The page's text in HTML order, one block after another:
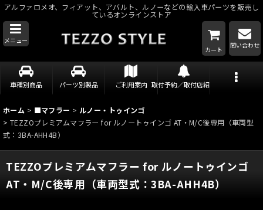
アルファロメオ、フィアット、アバルト、ルノーなどの輸入車パーツを販売し
ているオンラインストア
メニュー
カート
問い合わせ
車種別商品 パーツ別製品 ご利用案内 取付予約／取付店紹介
ホーム > ■マフラー > ルノー・トゥインゴ
> TEZZOプレミアムマフラー for ルノートゥインゴ AT・M/C後専用（車両型
式：3BA-AHH4B）
TEZZOプレミアムマフラー for ルノートゥインゴ
AT・M/C後専用（車両型式：3BA-AHH4B）